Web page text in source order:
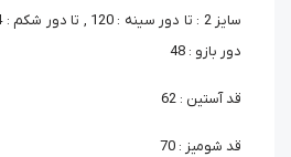
دور بازو : 48
قد آستین : 62
قد شومیز : 70